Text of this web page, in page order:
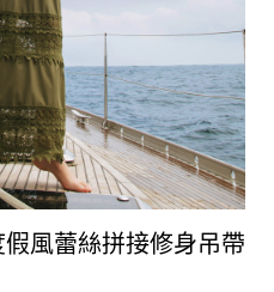
風蕾絲拼接修身吊帶